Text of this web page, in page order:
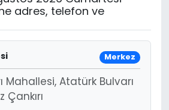
adres, telefon ve
Merkez
Mahallesi, Atatürk Bulvarı
Çankırı